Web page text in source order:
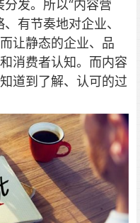
发。所以“内容营
有节奏地对企业、
让静态的企业、品
消费者认知。而内容
道到了解、认可的过